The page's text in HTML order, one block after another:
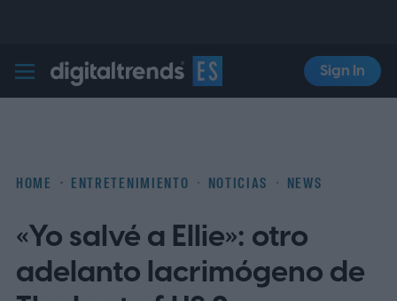
Digital Trends Español
Sign In
HOME ENTRETENIMIENTO NOTICIAS NEWS
«Yo salvé a Ellie»: otro
adelanto lacrimógeno de